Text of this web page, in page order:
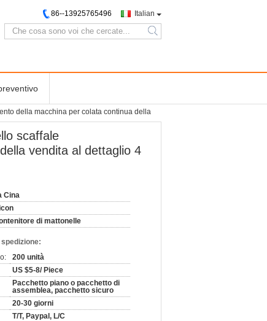
Italian
86--13925765496
search
della macchina per colata continua della
scaffale
vendita al dettaglio 4
Cina
di mattonelle
200 unità
US $5-8/ Piece
Pacchetto piano o pacchetto di
assemblea, pacchetto sicuro
20-30 giorni
T/T, Paypal, L/C